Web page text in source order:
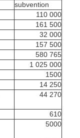
subvention
110 000
161 500
32 000
157 500
580 765
1 025 000
1500
14 250
44 270
610
5000